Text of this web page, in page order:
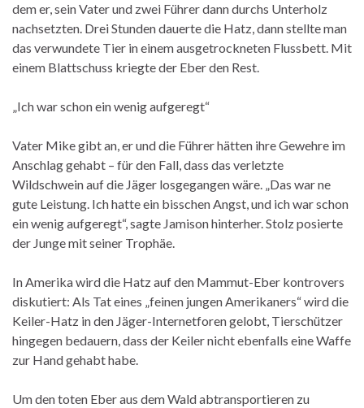
dem er, sein Vater und zwei Führer dann durchs Unterholz
nachsetzten. Drei Stunden dauerte die Hatz, dann stellte man
das verwundete Tier in einem ausgetrockneten Flussbett. Mit
einem Blattschuss kriegte der Eber den Rest.
„Ich war schon ein wenig aufgeregt“
Vater Mike gibt an, er und die Führer hätten ihre Gewehre im
Anschlag gehabt – für den Fall, dass das verletzte
Wildschwein auf die Jäger losgegangen wäre. „Das war ne
gute Leistung. Ich hatte ein bisschen Angst, und ich war schon
ein wenig aufgeregt“, sagte Jamison hinterher. Stolz posierte
der Junge mit seiner Trophäe.
In Amerika wird die Hatz auf den Mammut-Eber kontrovers
diskutiert: Als Tat eines „feinen jungen Amerikaners“ wird die
Keiler-Hatz in den Jäger-Internetforen gelobt, Tierschützer
hingegen bedauern, dass der Keiler nicht ebenfalls eine Waffe
zur Hand gehabt habe.
Um den toten Eber aus dem Wald abtransportieren zu